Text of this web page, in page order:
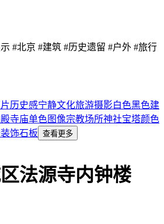
#北京 #建筑 #历史遗留 #户外 #旅行
历史感宁静文化旅游摄影白色黑色建
寺庙单色图像宗教场所神社宝塔颜色
装饰石板 查看更多
法源寺内钟楼